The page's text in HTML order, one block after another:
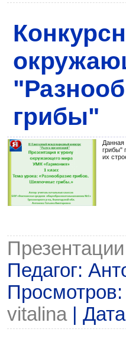
грибы"
Данная
грибы"
их
Педагог:
vitalina|